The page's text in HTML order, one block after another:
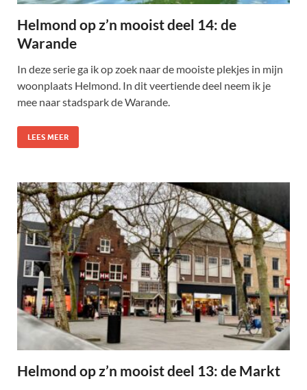
Helmond op z’n mooist deel 14: de
Warande
In deze serie ga ik op zoek naar de mooiste plekjes in mijn
woonplaats Helmond. In dit veertiende deel neem ik je
mee naar stadspark de Warande.
LEES MEER
Helmond op z’n mooist deel 13: de Markt